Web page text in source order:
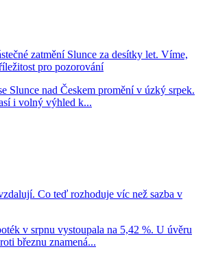
zatmění Slunce za desítky let. Víme,
pro pozorování
Slunce nad Českem promění v úzký srpek.
i volný výhled k...
Co teď rozhoduje víc než sazba v
v srpnu vystoupala na 5,42 %. U úvěru
březnu znamená...